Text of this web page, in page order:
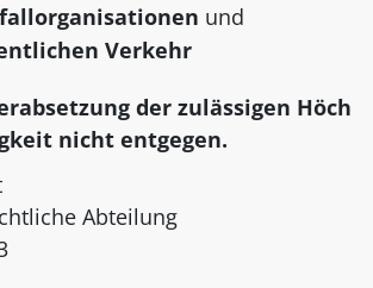
und
Verkehr
der zulässigen Höch
nicht entgegen.
Abteilung